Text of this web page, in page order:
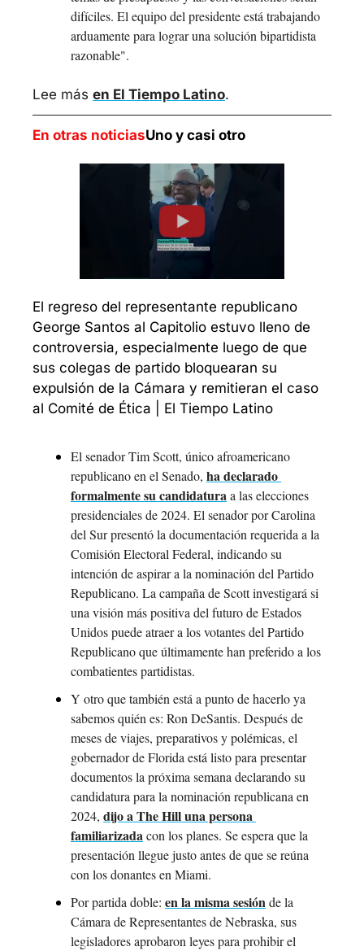
difíciles. El equipo del presidente está trabajando
arduamente para lograr una solución bipartidista
razonable".
Lee más en El Tiempo Latino.
En otras noticiasUno y casi otro
El regreso del representante republicano
George Santos al Capitolio estuvo lleno de
controversia, especialmente luego de que
sus colegas de partido bloquearan su
expulsión de la Cámara y remitieran el caso
al Comité de Ética | El Tiempo Latino
El senador Tim Scott, único afroamericano
republicano en el Senado, ha declarado
formalmente su candidatura a las elecciones
presidenciales de 2024. El senador por Carolina
del Sur presentó la documentación requerida a la
Comisión Electoral Federal, indicando su
intención de aspirar a la nominación del Partido
Republicano. La campaña de Scott investigará si
una visión más positiva del futuro de Estados
Unidos puede atraer a los votantes del Partido
Republicano que últimamente han preferido a los
combatientes partidistas.
Y otro que también está a punto de hacerlo ya
sabemos quién es: Ron DeSantis. Después de
meses de viajes, preparativos y polémicas, el
gobernador de Florida está listo para presentar
documentos la próxima semana declarando su
candidatura para la nominación republicana en
2024, dijo a The Hill una persona
familiarizada con los planes. Se espera que la
presentación llegue justo antes de que se reúna
con los donantes en Miami.
Por partida doble: en la misma sesión de la
Cámara de Representantes de Nebraska, sus
legisladores aprobaron leyes para prohibir el